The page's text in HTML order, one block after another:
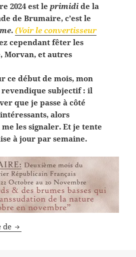
2024 est le primidide la
de Brumaire, c’est le
. (Voir le convertisseur
cependant fêter les
Morvan, et autres
ce début de mois, mon
revendique subjectif : il
que je passe à côté
alors
me les signaler. Et je tente
à jour par semaine.
de Un agenda subjectif pour